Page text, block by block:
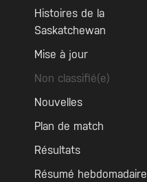
Histoires de la
Saskatchewan
Mise à jour
Non classifié(e)
Nouvelles
Plan de match
Résultats
Résumé hebdomadaire